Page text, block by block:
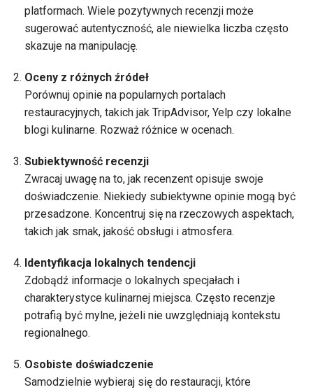
platformach. Wiele pozytywnych recenzji może
sugerować autentyczność, ale niewielka liczba często
skazuje na manipulację.
Oceny z różnych źródeł
Porównuj opinie na popularnych portalach
restauracyjnych, takich jak TripAdvisor, Yelp czy lokalne
blogi kulinarne. Rozważ różnice w ocenach.
Subiektywność recenzji
Zwracaj uwagę na to, jak recenzent opisuje swoje
doświadczenie. Niekiedy subiektywne opinie mogą być
przesadzone. Koncentruj się na rzeczowych aspektach,
takich jak smak, jakość obsługi i atmosfera.
Identyfikacja lokalnych tendencji
Zdobądź informacje o lokalnych specjałach i
charakterystyce kulinarnej miejsca. Często recenzje
potrafią być mylne, jeżeli nie uwzględniają kontekstu
regionalnego.
Osobiste doświadczenie
Samodzielnie wybieraj się do restauracji, które